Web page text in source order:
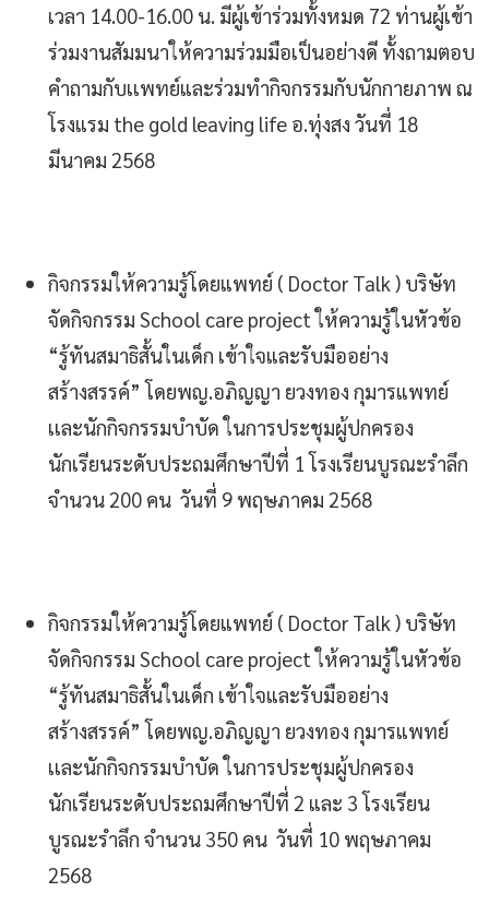
เวลา 14.00-16.00 น. มีผู้เข้าร่วมทั้งหมด 72 ท่านผู้เข้า
ร่วมงานสัมมนาให้ความร่วมมือเป็นอย่างดี ทั้งถามตอบ
คำถามกับเเพทย์และร่วมทำกิจกรรมกับนักกายภาพ ณ
โรงแรม the gold leaving life อ.ทุ่งสง วันที่ 18
มีนาคม 2568
กิจกรรมให้ความรู้โดยแพทย์ ( Doctor Talk ) บริษัท
จัดกิจกรรม School care project ให้ความรู้ในหัวข้อ
“รู้ทันสมาธิสั้นในเด็ก เข้าใจและรับมืออย่าง
สร้างสรรค์” โดยพญ.อภิญญา ยวงทอง กุมารแพทย์
เเละนักกิจกรรมบำบัด ในการประชุมผู้ปกครอง
นักเรียนระดับประถมศึกษาปีที่ 1 โรงเรียนบูรณะรำลึก
จำนวน 200 คน วันที่ 9 พฤษภาคม 2568
กิจกรรมให้ความรู้โดยแพทย์ ( Doctor Talk ) บริษัท
จัดกิจกรรม School care project ให้ความรู้ในหัวข้อ
“รู้ทันสมาธิสั้นในเด็ก เข้าใจและรับมืออย่าง
สร้างสรรค์” โดยพญ.อภิญญา ยวงทอง กุมารแพทย์
เเละนักกิจกรรมบำบัด ในการประชุมผู้ปกครอง
นักเรียนระดับประถมศึกษาปีที่ 2 และ 3 โรงเรียน
บูรณะรำลึก จำนวน 350 คน วันที่ 10 พฤษภาคม
2568